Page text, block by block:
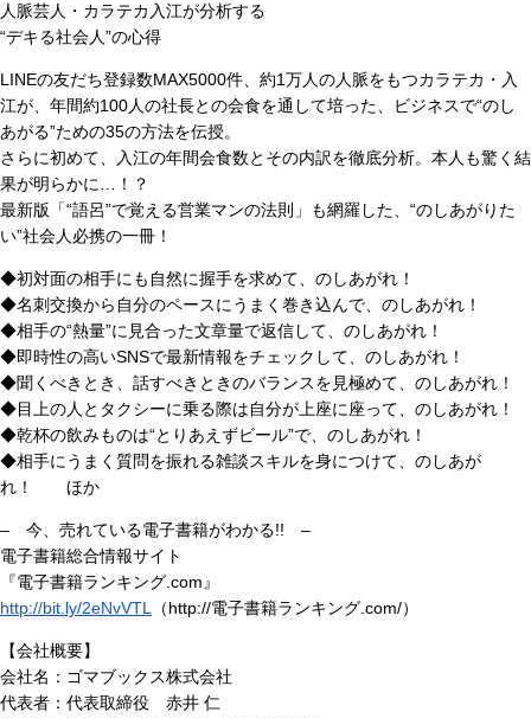
人脈芸人・カラテカ入江が分析する
“デキる社会人”の心得
LINEの友だち登録数MAX5000件、約1万人の人脈をもつカラテカ・入
江が、年間約100人の社長との会食を通して培った、ビジネスで“のし
あがる”ための35の方法を伝授。
さらに初めて、入江の年間会食数とその内訳を徹底分析。本人も驚く結
果が明らかに…！？
最新版「“語呂”で覚える営業マンの法則」も網羅した、“のしあがりた
い”社会人必携の一冊！
◆初対面の相手にも自然に握手を求めて、のしあがれ！
◆名刺交換から自分のペースにうまく巻き込んで、のしあがれ！
◆相手の“熱量”に見合った文章量で返信して、のしあがれ！
◆即時性の高いSNSで最新情報をチェックして、のしあがれ！
◆聞くべきとき、話すべきときのバランスを見極めて、のしあがれ！
◆目上の人とタクシーに乗る際は自分が上座に座って、のしあがれ！
◆乾杯の飲みものは“とりあえずビール”で、のしあがれ！
◆相手にうまく質問を振れる雑談スキルを身につけて、のしあが
れ！ ほか
– 今、売れている電子書籍がわかる!! –
電子書籍総合情報サイト
『電子書籍ランキング.com』
http://bit.ly/2eNvVTL
（http://電子書籍ランキング.com/）
【会社概要】
会社名：ゴマブックス株式会社
代表者：代表取締役 赤井 仁